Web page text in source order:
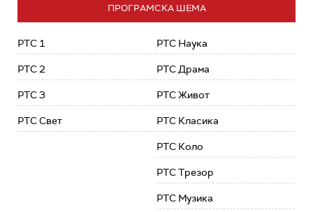
ПРОГРАМСКА ШЕМА
РТС 1
РТС 2
РТС 3
РТС Свет
РТС Наука
РТС Драма
РТС Живот
РТС Класика
РТС Коло
РТС Трезор
РТС Музика